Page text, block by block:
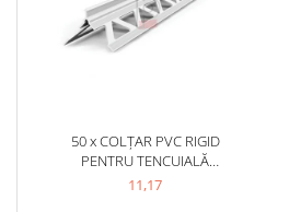
Produse pentru Curățare
Latex pentru Adezivi și Chituri
Etanșanți
Adezivi și Etanșanți
50 x COLȚAR PVC RIGID
PENTRU TENCUIALĂ
KANTENSCHUTZPROFIL
11,17